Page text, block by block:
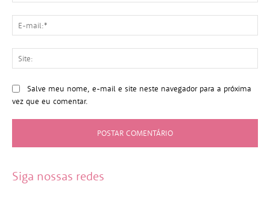
Salve meu nome, e-mail e site neste navegador para a próxima
vez que eu comentar.
Siga nossas redes